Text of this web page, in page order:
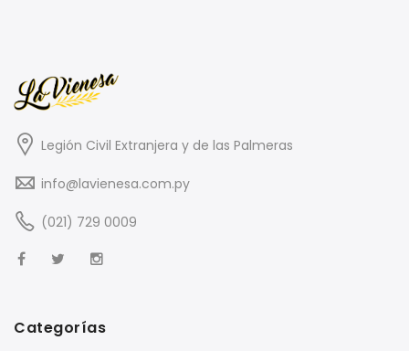
Legión Civil Extranjera y de las Palmeras
info@lavienesa.com.py
(021) 729 0009
Categorías